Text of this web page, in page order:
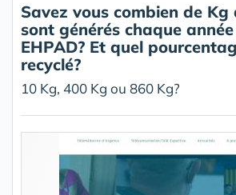
Savez vous combien de Kg
sont générés chaque
EHPAD? Et quel
recyclé?
10 Kg, 400 Kg ou 860 Kg?